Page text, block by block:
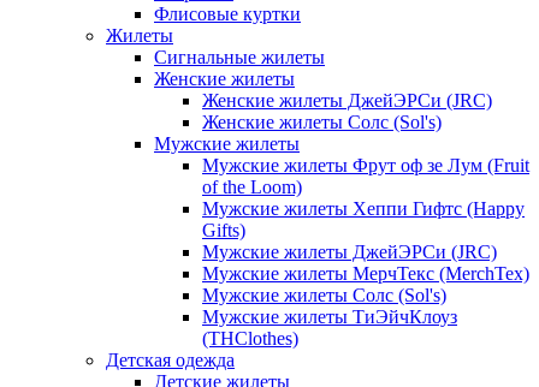
Флисовые куртки
Жилеты
Сигнальные жилеты
Женские жилеты
Женские жилеты ДжейЭРСи (JRC)
Женские жилеты Солс (Sol's)
Мужские жилеты
Мужские жилеты Фрут оф зе Лум (Fruit
of the Loom)
Мужские жилеты Хеппи Гифтс (Happy
Gifts)
Мужские жилеты ДжейЭРСи (JRC)
Мужские жилеты МерчТекс (MerchTex)
Мужские жилеты Солс (Sol's)
Мужские жилеты ТиЭйчКлоуз
(THClothes)
Детская одежда
Детские жилеты